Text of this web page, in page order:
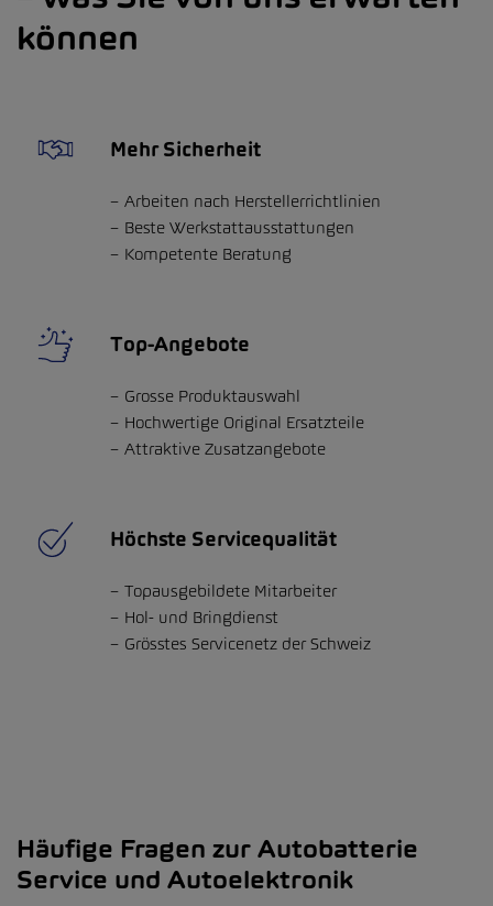
können
Mehr Sicherheit
Arbeiten nach Herstellerrichtlinien
Beste Werkstattausstattungen
Kompetente Beratung
Top-Angebote
Grosse Produktauswahl
Hochwertige Original Ersatzteile
Attraktive Zusatzangebote
Höchste Servicequalität
Topausgebildete Mitarbeiter
Hol- und Bringdienst
Grösstes Servicenetz der Schweiz
Häufige Fragen zur Autobatterie
Service und Autoelektronik